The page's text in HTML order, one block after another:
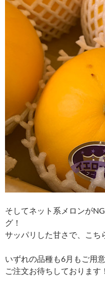
そしてネット系メロンが
グ！
サッパリした甘さで、こち
いずれの品種も6月もご用意
ご注文お待ちしております！